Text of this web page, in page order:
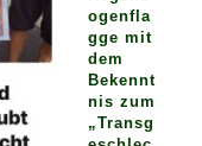
ogenfla
gge mit
dem
Bekennt
nis zum
„Transg